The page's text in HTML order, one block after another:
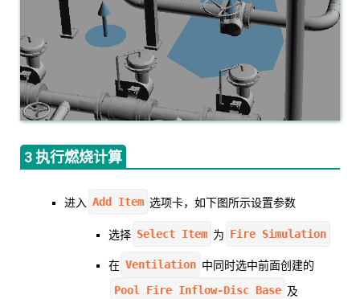
3 执行燃烧计算
进入 Add Item 选项卡，如下图所示设置参数
选择 Select Item 为 Fire Simulation
在 Ventilation 中同时选中前面创建的
Pool Fire Inflow-Disc Base 及